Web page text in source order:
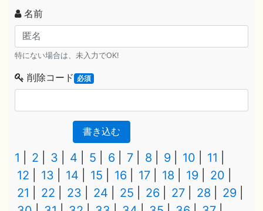
名前
特にない場合は、未入力でOK!
削除コード 必須
書き込む
1 2 3 4 5 6 7 8 9 10
11
12
13 14 15 16 17 18 19
20
21
22 23 24 25 26 27 28
29